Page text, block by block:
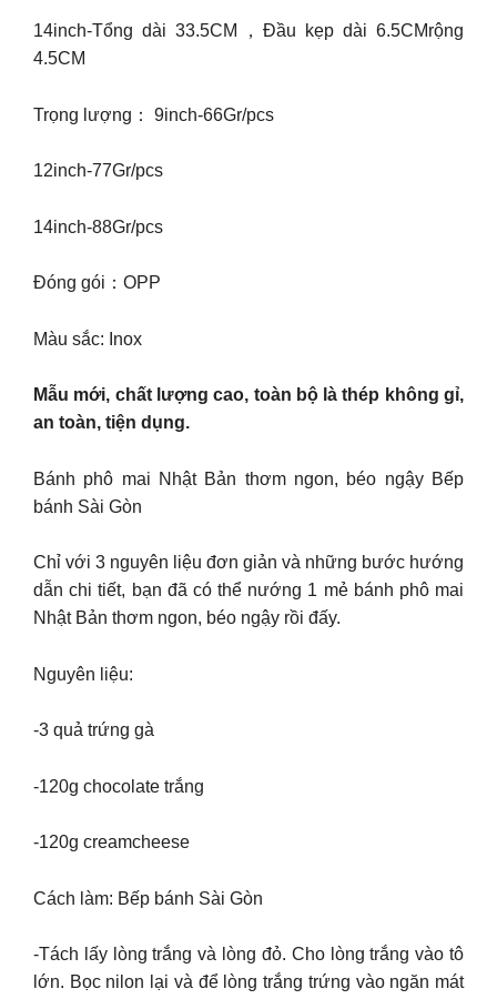
14inch-Tổng dài 33.5CM，Đầu kẹp dài 6.5CMrộng
4.5CM
Trọng lượng： 9inch-66Gr/pcs
12inch-77Gr/pcs
14inch-88Gr/pcs
Đóng gói：OPP
Màu sắc: Inox
Mẫu mới, chất lượng cao, toàn bộ là thép không gỉ,
an toàn, tiện dụng.
Bánh phô mai Nhật Bản thơm ngon, béo ngậy Bếp
bánh Sài Gòn
Chỉ với 3 nguyên liệu đơn giản và những bước hướng
dẫn chi tiết, bạn đã có thể nướng 1 mẻ bánh phô mai
Nhật Bản thơm ngon, béo ngậy rồi đấy.
Nguyên liệu:
-3 quả trứng gà
-120g chocolate trắng
-120g creamcheese
Cách làm: Bếp bánh Sài Gòn
-Tách lấy lòng trắng và lòng đỏ. Cho lòng trắng vào tô
lớn. Bọc nilon lại và để lòng trắng trứng vào ngăn mát